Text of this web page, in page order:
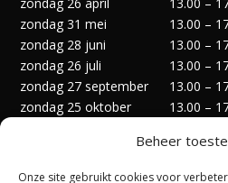
Beheer
Onze site gebruikt cookies voor
zondag 31 mei
13.00 –
zondag 28 juni
13.00 –
zondag 26 juli
13.00 –
zondag 27 september
13.00 –
zondag 25 oktober
13.00 –
zondag 27 december
13.00 –